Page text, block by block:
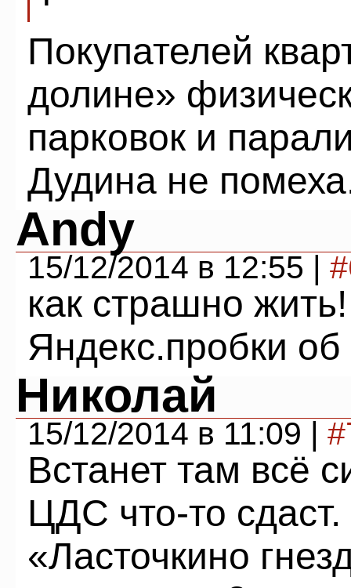
Покупателей
долине»
парковок и
Дудина не
Andy
15/12/2014 в 12:55 |
как страшно
Яндекс.пробки об
Николай
15/12/2014 в 11:09 |
Встанет там всё
ЦДС что-то
«Ласточкино